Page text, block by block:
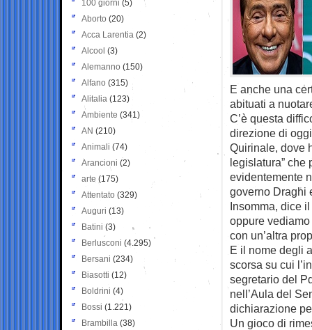
E anche una
abituati a
C’è questa
direzione di
Quirinale, dove
legislatura” che
evidentemente
governo Draghi
Insomma, dice
oppure
con un’altra
E il nome degli
scorsa su cui
segretario del
nell’Aula del
dichiarazione
Un gioco di
100 giorni (5)
Aborto (20)
Acca Larentia (2)
Alcool (3)
Alemanno (150)
Alfano (315)
Alitalia (123)
Ambiente (341)
AN (210)
Animali (74)
Arancioni (2)
arte (175)
Attentato (329)
Auguri (13)
Batini (3)
Berlusconi (4.295)
Bersani (234)
Biasotti (12)
Boldrini (4)
Bossi (1.221)
Brambilla (38)